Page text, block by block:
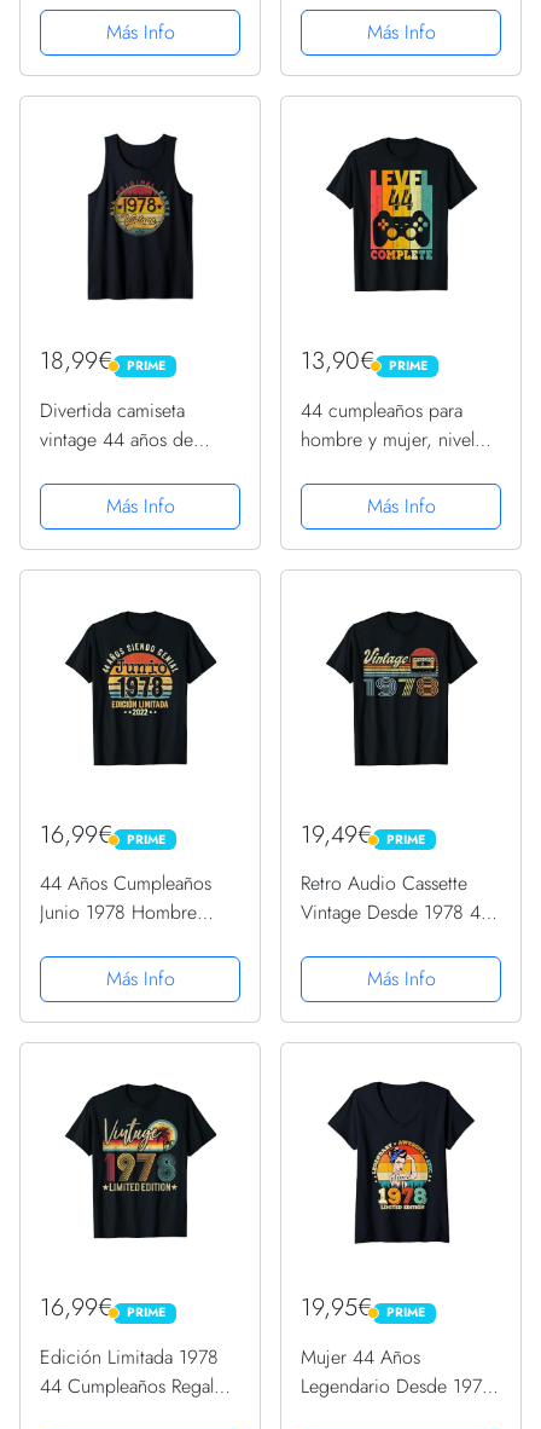
cumpleaños 44 Camiseta
sin Mangas
Más Info
Vintage Camiseta
Más Info
18,99€ PRIME
PRIME
Divertida camiseta
vintage 44 años de
de 1978 Camiseta sin
Mangas
Más Info
13,90€ PRIME
PRIME
44 cumpleaños para
hombre y mujer, nivel
CamisetaMás Info
16,99€ PRIME
PRIME
44 Años Cumpleaños
Junio 1978 Hombre
CamisetaMás Info
19,49€ PRIME
PRIME
Retro Audio Cassette
Vintage Desde 1978 44
Más Info
16,99€ PRIME
PRIME
Edición Limitada 1978
44 Cumpleaños Regalo
19,95€ PRIME
PRIME
Mujer 44 Años
Legendario Desde 1978